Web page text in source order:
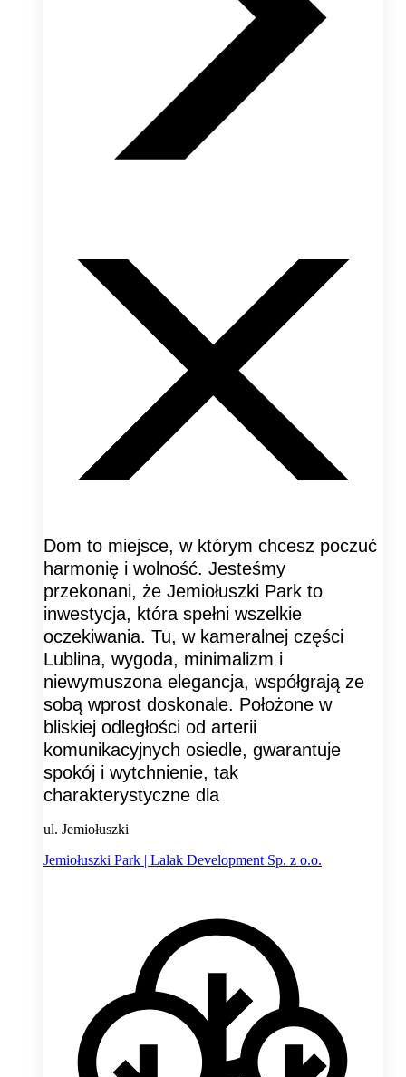
Dom to miejsce, w którym chcesz poczuć
harmonię i wolność. Jesteśmy
przekonani, że Jemiołuszki Park to
inwestycja, która spełni wszelkie
oczekiwania. Tu, w kameralnej części
Lublina, wygoda, minimalizm i
niewymuszona elegancja, współgrają ze
sobą wprost doskonale. Położone w
bliskiej odległości od arterii
komunikacyjnych osiedle, gwarantuje
spokój i wytchnienie, tak
charakterystyczne dla
ul. Jemiołuszki
Jemiołuszki Park | Lalak Development Sp. z o.o.